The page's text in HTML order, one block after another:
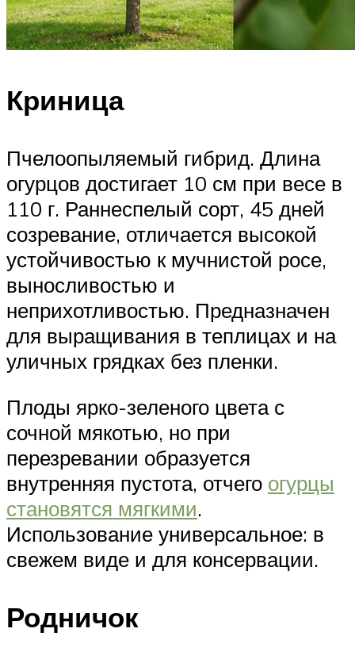
Криница
Пчелоопыляемый гибрид. Длина
огурцов достигает 10 см при весе в
110 г. Раннеспелый сорт, 45 дней
созревание, отличается высокой
устойчивостью к мучнистой росе,
выносливостью и
неприхотливостью. Предназначен
для выращивания в теплицах и на
уличных грядках без пленки.
Плоды ярко-зеленого цвета с
сочной мякотью, но при
перезревании образуется
внутренняя пустота, отчего огурцы
становятся мягкими.
Использование универсальное: в
свежем виде и для консервации.
Родничок